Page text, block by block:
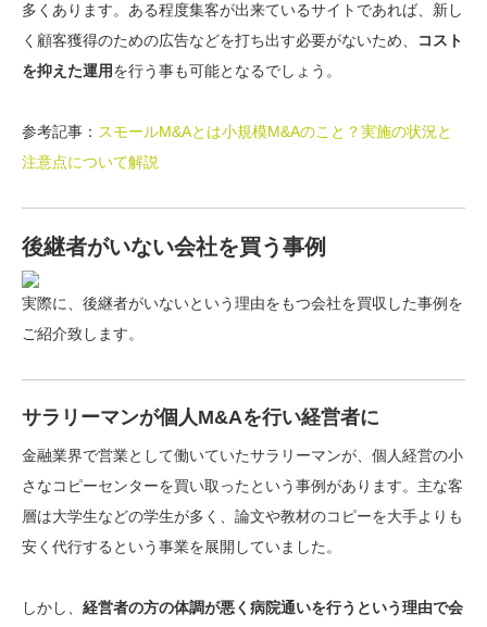
多くあります。ある程度集客が出来ているサイトであれば、新し
く顧客獲得のための広告などを打ち出す必要がないため、
コスト
を抑えた運用を行う事も可能となるでしょう。
参考記事： スモールM&Aとは小規模M&Aのこと？実施の状況と
注意点について解説
後継者がいない会社を買う事例
実際に、後継者がいないという理由をもつ会社を買収した事例を
ご紹介致します。
サラリーマンが個人M&Aを行い経営者に
金融業界で営業として働いていたサラリーマンが、個人経営の小
さなコピーセンターを買い取ったという事例があります。主な客
層は大学生などの学生が多く、論文や教材のコピーを大手よりも
安く代行するという事業を展開していました。
しかし、 経営者の方の体調が悪く病院通いを行うという理由で会